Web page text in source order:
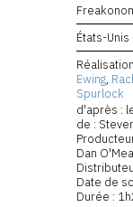
États-
Ewing,
Spurlock
d'après :
de :
Dan
Date de
Durée :